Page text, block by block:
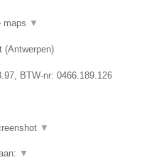
maps ▼
(Antwerpen)
, BTW-nr: 0466.189.126
▼
▼